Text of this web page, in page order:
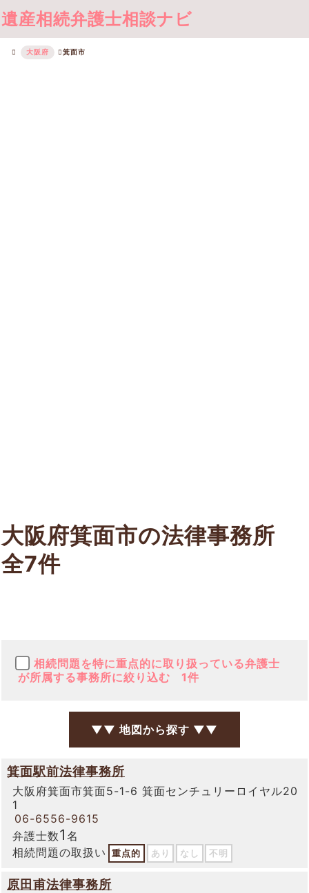
遺産相続弁護士相談ナビ
大阪府 箕面市
大阪府箕面市の法律事務所
全7件
相続問題を特に重点的に取り扱っている弁護士
が所属する事務所に絞り込む
1件
▼▼ 地図から探す ▼▼
箕面駅前法律事務所
大阪府箕面市箕面5-1-6 箕面センチュリーロイヤル20
1
06-6556-9615
弁護士数1 名
相続問題の取扱い
重点的 あり なし 不明
原田甫法律事務所